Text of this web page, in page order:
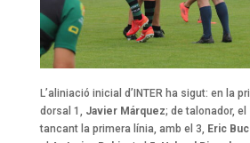
L’aliniació inicial d’INTER ha sigut: en la
dorsal 1, Javier Márquez; de talonador, el
tancant la primera línia, amb el 3, Eric